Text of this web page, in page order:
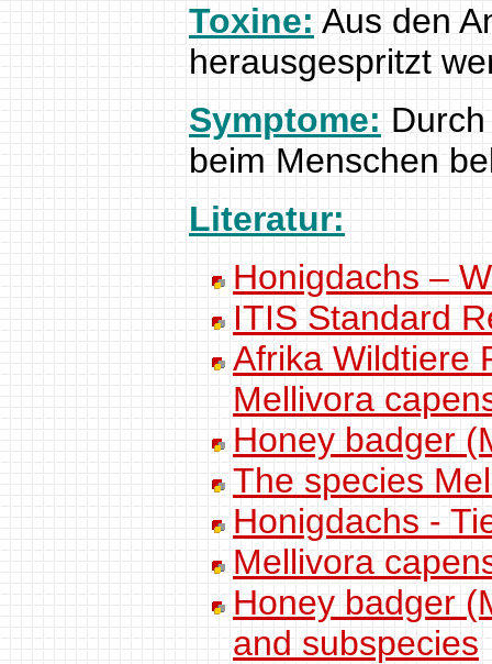
Toxine: Aus den
herausgespritzt
Symptome:
beim Menschen
Literatur:
Honigdachs –
ITIS Standard
Afrika Wildtiere
Mellivora
Honey badger
The species
Honigdachs -
Mellivora
Honey badger
and subspecies